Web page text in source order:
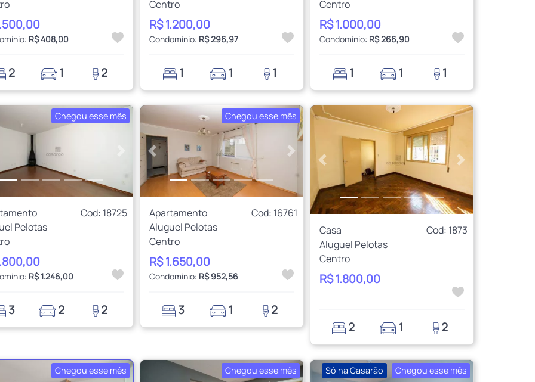
R$ 408,00
2 1 2
Centro
R$ 1.200,00
Condomínio: R$ 296,97
1 1 1
Centro
R$ 1.000,00
Condomínio: R$ 266,90
1 1 1
Chegou esse mês
Próximo
Cod: 18725
Pelotas
R$ 1.246,00
3 2 2
Chegou esse mês
Anterior Próximo
Apartamento
Cod: 16761
Aluguel Pelotas
Centro
R$ 1.650,00
Condomínio: R$ 952,56
3 1 2
Anterior Próximo
Casa
Cod: 1873
Aluguel Pelotas
Centro
R$ 1.800,00
2 1 2
Chegou esse mês Chegou esse mês Só na Casarão Chegou esse mês